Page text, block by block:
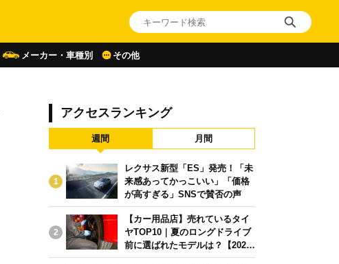
メーカー・車種別 その他
アクセスランキング
週間 月間
1
レクサス新型「ES」発売！「未
来感あってかっこいい」「価格
が高すぎる」SNSで賛否の声
2
【カー用品店】売れているタイ
ヤTOP10｜夏のロングドライブ
前に選ばれたモデルは？【2026
年6月版】